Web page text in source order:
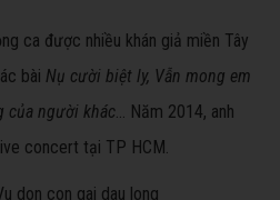
ca được nhiều khán giả miền Tây
bài Nụ cười biệt ly, Vẫn mong em
của người khác... Năm 2014, anh
concert tại TP HCM.